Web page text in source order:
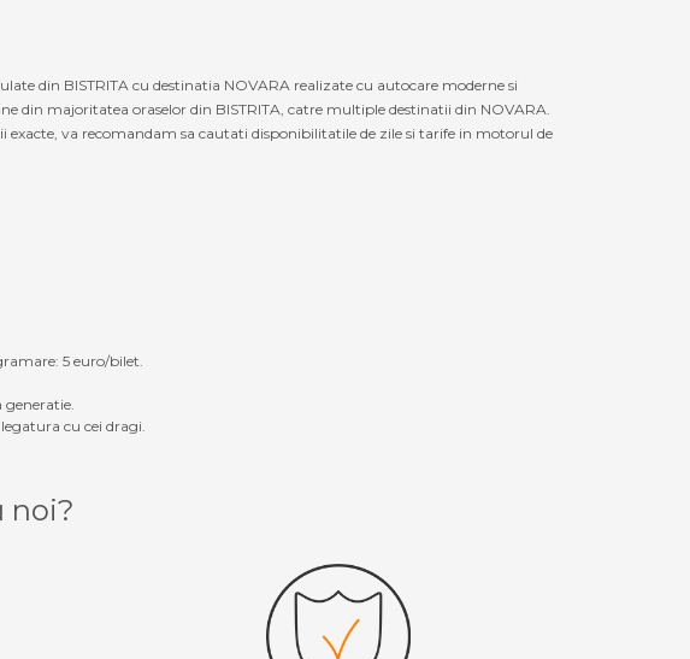
din BISTRITA cu destinatia NOVARA realizate cu autocare moderne si
din majoritatea oraselor din BISTRITA, catre multiple destinatii din NOVARA.
exacte, va recomandam sa cautati disponibilitatile de zile si tarife in motorul de
5 euro/bilet.
cu cei dragi.
noi?